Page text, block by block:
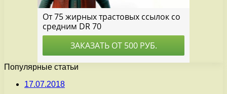
Популярные статьи
17.07.2018